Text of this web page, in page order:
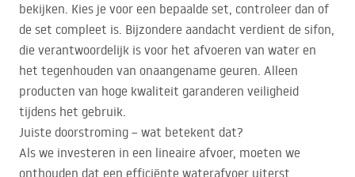
bekijken. Kies je voor een bepaalde set, controleer dan of
de set compleet is. Bijzondere aandacht verdient de sifon,
die verantwoordelijk is voor het afvoeren van water en
het tegenhouden van onaangename geuren. Alleen
producten van hoge kwaliteit garanderen veiligheid
tijdens het gebruik.
Juiste doorstroming – wat betekent dat?
Als we investeren in een lineaire afvoer, moeten we
onthouden dat een efficiënte waterafvoer uiterst